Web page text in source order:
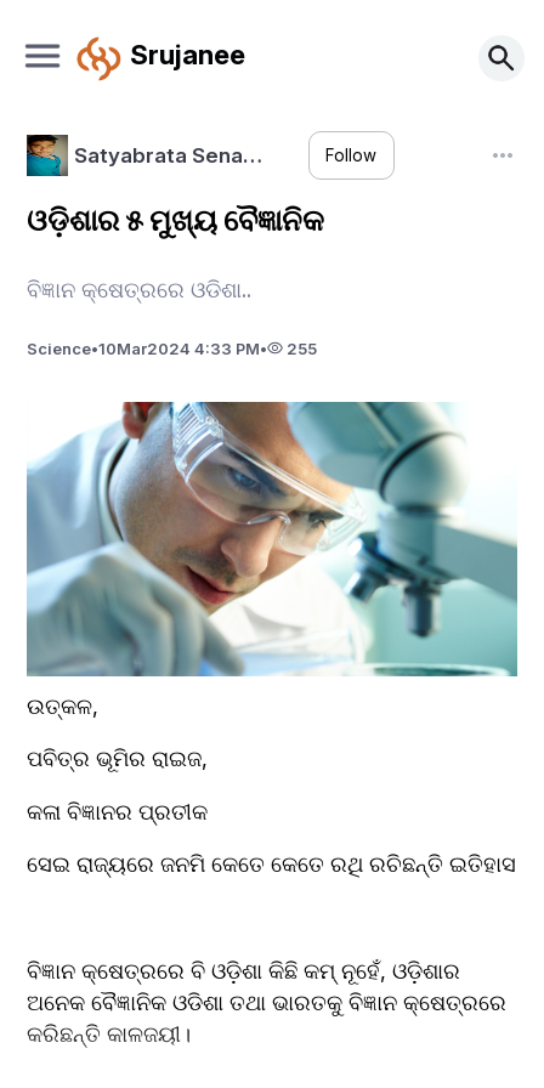
Srujanee
Satyabrata Sena… Follow
ଓଡ଼ିଶାର ୫ ମୁଖ୍ୟ ବୈଜ୍ଞାନିକ
ବିଜ୍ଞାନ କ୍ଷେତ୍ରରେ ଓଡିଶା..
Science•10Mar2024 4:33 PM• 255
ଉତ୍କଳ,
ପବିତ୍ର ଭୂମିର ରାଇଜ,
କଳା ବିଜ୍ଞାନର ପ୍ରତୀକ
ସେଇ ରାଜ୍ୟରେ ଜନମି କେତେ କେତେ ରଥି ରଚିଛନ୍ତି ଇତିହାସ
ବିଜ୍ଞାନ କ୍ଷେତ୍ରରେ ବି ଓଡ଼ିଶା କିଛି କମ୍ ନୂହେଁ, ଓଡ଼ିଶାର
ଅନେକ ବୈଜ୍ଞାନିକ ଓଡିଶା ତଥା ଭାରତକୁ ବିଜ୍ଞାନ କ୍ଷେତ୍ରରେ
କରିଛନ୍ତି କାଳଜୟୀ।